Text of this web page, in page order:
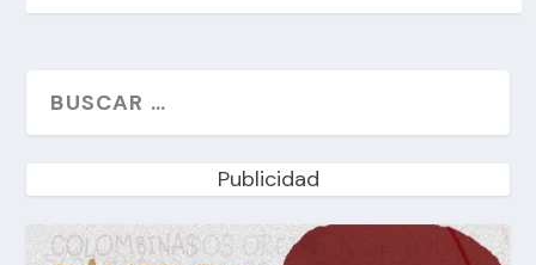
Publicidad